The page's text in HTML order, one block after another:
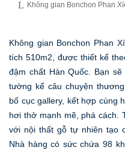
Không gian Bonchon Phan
Không gian Bonchon Phan
tích 510m2, được thiết kế
đậm chất Hàn Quốc. Bạn
tường kể câu chuyện
bố cục gallery, kết hợp cùng
hơi thở mạnh mẽ, phá cách.
với nội thất gỗ tự nhiên tạo
Nhà hàng có sức chứa 98